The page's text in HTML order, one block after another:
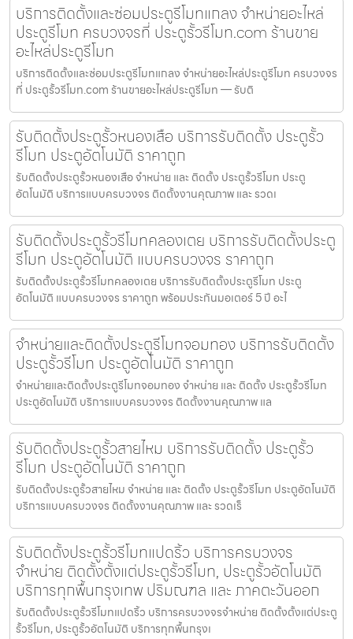
บริการติดตั้งและซ่อมประตูรีโมทแกลง จำหน่ายอะไหล่
ประตูรีโมท ครบวงจรที่ ประตูรั้วรีโมท.com ร้านขาย
อะไหล่ประตูรีโมท
บริการติดตั้งและซ่อมประตูรีโมทแกลง จำหน่ายอะไหล่ประตูรีโมท ครบวงจร
ที่ ประตูรั้วรีโมท.com ร้านขายอะไหล่ประตูรีโมท — รับติ
รับติดตั้งประตูรั้วหนองเสือ บริการรับติดตั้ง ประตูรั้ว
รีโมท ประตูอัตโนมัติ ราคาถูก
รับติดตั้งประตูรั้วหนองเสือ จำหน่าย และ ติดตั้ง ประตูรั้วรีโมท ประตู
อัตโนมัติ บริการแบบครบวงจร ติดตั้งงานคุณภาพ และ รวดเ
รับติดตั้งประตูรั้วรีโมทคลองเตย บริการรับติดตั้งประตู
รีโมท ประตูอัตโนมัติ แบบครบวงจร ราคาถูก
รับติดตั้งประตูรั้วรีโมทคลองเตย บริการรับติดตั้งประตูรีโมท ประตู
อัตโนมัติ แบบครบวงจร ราคาถูก พร้อมประกันมอเตอร์ 5 ปี อะไ
จำหน่ายและติดตั้งประตูรีโมทจอมทอง บริการรับติดตั้ง
ประตูรั้วรีโมท ประตูอัตโนมัติ ราคาถูก
จำหน่ายและติดตั้งประตูรีโมทจอมทอง จำหน่าย และ ติดตั้ง ประตูรั้วรีโมท
ประตูอัตโนมัติ บริการแบบครบวงจร ติดตั้งงานคุณภาพ แล
รับติดตั้งประตูรั้วสายไหม บริการรับติดตั้ง ประตูรั้ว
รีโมท ประตูอัตโนมัติ ราคาถูก
รับติดตั้งประตูรั้วสายไหม จำหน่าย และ ติดตั้ง ประตูรั้วรีโมท ประตูอัตโนมัติ
บริการแบบครบวงจร ติดตั้งงานคุณภาพ และ รวดเร็
รับติดตั้งประตูรั้วรีโมทแปดริ้ว บริการครบวงจร
จำหน่าย ติดตั้งตั้งแต่ประตูรั้วรีโมท, ประตูรั้วอัตโนมัติ
บริการทุกพื้นกรุงเทพ ปริมณฑล และ ภาคตะวันออก
รับติดตั้งประตูรั้วรีโมทแปดริ้ว บริการครบวงจรจำหน่าย ติดตั้งตั้งแต่ประตู
รั้วรีโมท, ประตูรั้วอัตโนมัติ บริการทุกพื้นกรุงเ